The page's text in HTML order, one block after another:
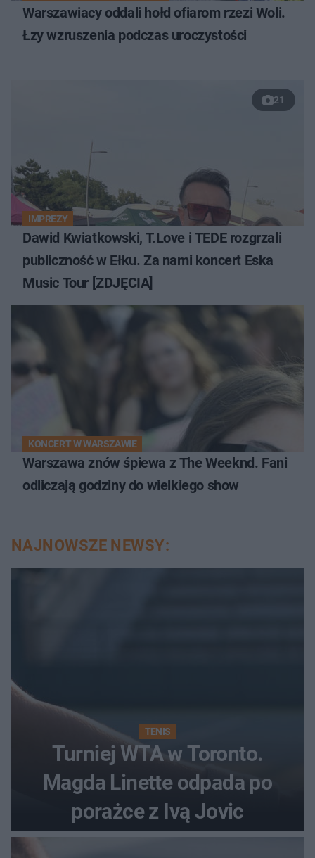
Warszawiacy oddali hołd ofiarom rzezi Woli.
Łzy wzruszenia podczas uroczystości
21
IMPREZY
Dawid Kwiatkowski, T.Love i TEDE rozgrzali
publiczność w Ełku. Za nami koncert Eska
Music Tour [ZDJĘCIA]
KONCERT W WARSZAWIE
Warszawa znów śpiewa z The Weeknd. Fani
odliczają godziny do wielkiego show
NAJNOWSZE NEWSY:
TENIS
Turniej WTA w Toronto.
Magda Linette odpada po
porażce z Ivą Jovic